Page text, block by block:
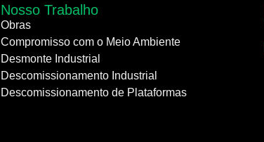
Nosso Trabalho
Obras
Compromisso com o Meio Ambiente
Desmonte Industrial
Descomissionamento Industrial
Descomissionamento de Plataformas